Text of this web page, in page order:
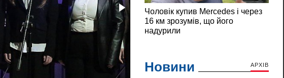
Новини АРХІВ